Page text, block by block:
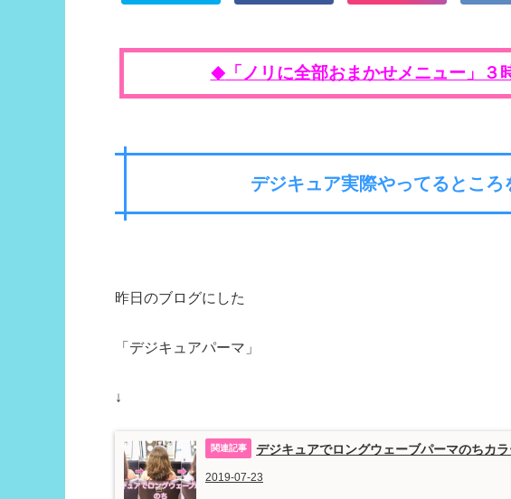
◆「ノリに全部おまかせメニュー」３
デジキュア実際やってるところ
昨日のブログにした
「デジキュアパーマ」
↓
デジキュアでロングウェーブパーマのちカ
2019-07-23